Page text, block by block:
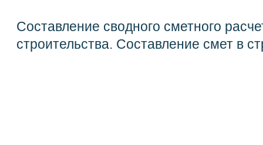
Составление сводного сметного
строительства. Составление смет в